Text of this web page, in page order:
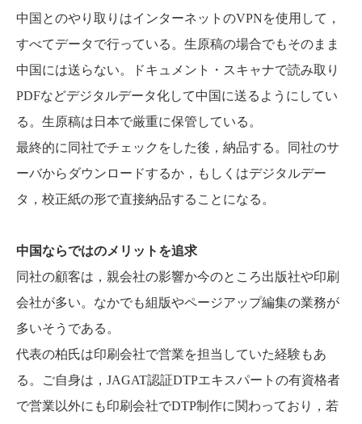
中国とのやり取りはインターネットのVPNを使用して，
すべてデータで行っている。生原稿の場合でもそのまま
中国には送らない。ドキュメント・スキャナで読み取り
PDFなどデジタルデータ化して中国に送るようにしてい
る。生原稿は日本で厳重に保管している。
最終的に同社でチェックをした後，納品する。同社のサ
ーバからダウンロードするか，もしくはデジタルデー
タ，校正紙の形で直接納品することになる。
中国ならではのメリットを追求
同社の顧客は，親会社の影響か今のところ出版社や印刷
会社が多い。なかでも組版やページアップ編集の業務が
多いそうである。
代表の柏氏は印刷会社で営業を担当していた経験もあ
る。ご自身は，JAGAT認証DTPエキスパートの有資格者
で営業以外にも印刷会社でDTP制作に関わっており，若